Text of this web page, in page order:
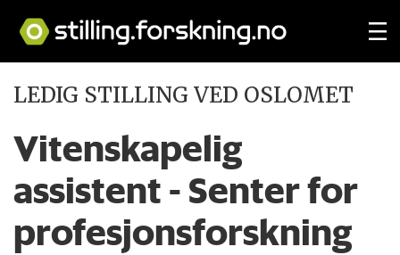
LEDIG STILLING VED OSLOMET
Vitenskapelig
assistent - Senter for
profesjonsforskning